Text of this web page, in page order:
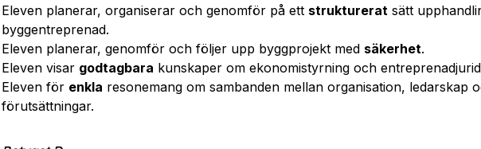
Eleven planerar, organiserar och genomför på ett strukturerat sätt
byggentreprenad.
Eleven planerar, genomför och följer upp byggprojekt med säkerhet.
Eleven visar godtagbara kunskaper om ekonomistyrning och
Eleven för enkla resonemang om sambanden mellan organisation, ledarskap
förutsättningar.